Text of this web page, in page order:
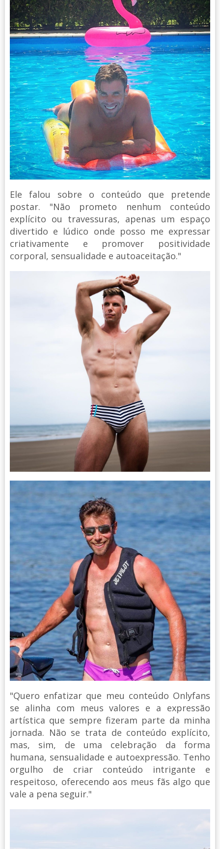
Ele falou sobre o conteúdo que pretende
postar. "Não prometo nenhum conteúdo
explícito ou travessuras, apenas um espaço
divertido e lúdico onde posso me expressar
criativamente e promover positividade
corporal, sensualidade e autoaceitação."
"Quero enfatizar que meu conteúdo Onlyfans
se alinha com meus valores e a expressão
artística que sempre fizeram parte da minha
jornada. Não se trata de conteúdo explícito,
mas, sim, de uma celebração da forma
humana, sensualidade e autoexpressão. Tenho
orgulho de criar conteúdo intrigante e
respeitoso, oferecendo aos meus fãs algo que
vale a pena seguir."